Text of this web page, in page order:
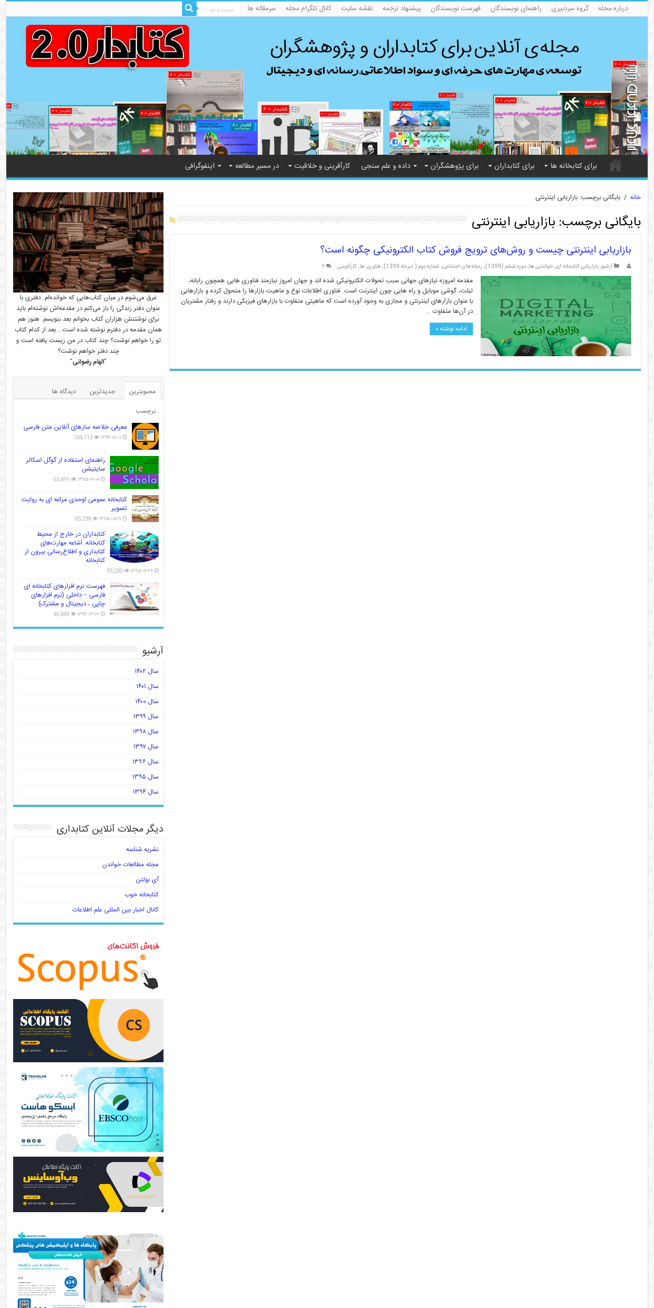
درباره مجله گروه سردبیری راهنمای نویسندگان فهرست نویسندگان پیشنهاد ترجمه نقشه سایت کانال تلگرام مجله سرمقاله ها
برای کتابخانه ها برای کتابداران برای پژوهشگران داده و علم سنجی کارآفرینی و خلاقیت در مسیر مطالعه اینفوگرافی
خانه / بایگانی برچسب: بازاریابی اینترنتی
بایگانی برچسب: بازاریابی اینترنتی
بازاریابی اینترنتی چیست و روش‌های ترویج فروش کتاب الکترونیکی چگونه است؟
آرشیو,بازاریابی کتابخانه ای,خواندنی ها,دوره ششم (1399) , رسانه‌های اجتماعی, شماره دوم ( تیرماه 1399) , فناوری ها,کارآفرینی ۲
مقدمه امروزه نیازهای جهانی سبب تحولات الکترونیکی شده‏ اند و جهان امروز نیازمند فناوری ‏هایی همچون رایانه،
تبلت، گوشی موبایل و راه‏ هایی چون اینترنت است. فناوری اطلاعات نوع و ماهیت بازارها را متحول کرده و بازارهایی
با عنوان بازارهای اینترنتی و مجازی به وجود آورده است که ماهیتی متفاوت با بازارهای فیزیکی دارند و رفتار مشتریان
در آن‌ها متفاوت …
ادامه نوشته »
غرق می‌شوم در میان کتاب‌هایی که خوانده‌ام. دفتری با
عنوان دفتر زندگی را باز می‌کنم در مقدمه‌اش نوشته‌ام باید
برای نوشتنش هزاران کتاب بخوانم بعد بنویسم. هنوز هم
همان مقدمه در دفترم نوشته شده است… بعد از کدام کتاب
تو را خواهم نوشت؟ چند کتاب در من زیست یافته است و
چند دفتر خواهم نوشت؟
"الهام رضوانی"
محبوبترین جدیدترین
دیدگاه ها
برچسب
معرفی خلاصه سازهای آنلاین متن فارسی
۱۳۹۴-۰۷-۰۱ 104,112
راهنمای استفاده از گوگل اسکالر
سایتیشن
۱۳۹۵-۰۷-۰۷ 65,491
کتابخانه عمومی اوحدی مراغه ای به روایت
تصویر
۱۳۹۵-۰۵-۱۹ 65,298
کتابداران در خارج از محیط
کتابخانه: اشاعه مهارت‌های
کتابداری و اطلاع‌رسانی بیرون از
کتابخانه
۱۳۹۵-۰۷-۲۶ 59,280
فهرست نرم افزارهای کتابخانه ای
فارسی – داخلی (نرم افزارهای
چاپی ، دیجیتال و مشترک)
۱۳۹۹-۰۳-۱۸ 46,848
آرشیو
سال ۱۴۰۲
سال ۱۴۰۱
سال ۱۴۰۰
سال ۱۳۹۹
سال ۱۳۹۸
سال ۱۳۹۷
سال ۱۳۹۶
سال ۱۳۹۵
سال ۱۳۹۴
دیگر مجلات آنلاین کتابداری
نشریه شناسه
مجله مطالعات خواندن
آی بولتن
کتابخانه خوب
کانال اخبار بین المللی علم اطلاعات